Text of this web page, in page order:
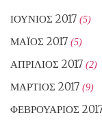
ΙΟΎΝΙΟΣ 2017 (5)
ΜΆΙΟΣ 2017 (5)
ΑΠΡΊΛΙΟΣ 2017 (2)
ΜΆΡΤΙΟΣ 2017 (9)
ΦΕΒΡΟΥΆΡΙΟΣ